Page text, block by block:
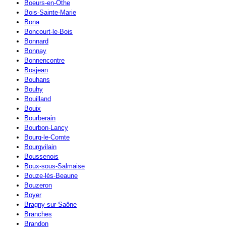
Boeurs-en-Othe
Bois-Sainte-Marie
Bona
Boncourt-le-Bois
Bonnard
Bonnay
Bonnencontre
Bosjean
Bouhans
Bouhy
Bouilland
Bouix
Bourberain
Bourbon-Lancy
Bourg-le-Comte
Bourgvilain
Boussenois
Boux-sous-Salmaise
Bouze-lès-Beaune
Bouzeron
Boyer
Bragny-sur-Saône
Branches
Brandon